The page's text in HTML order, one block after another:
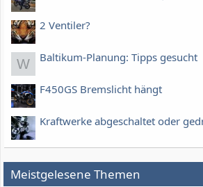
2 Ventiler?
W Baltikum-Planung: Tipps gesucht
F450GS Bremslicht hängt
Kraftwerke abgeschaltet oder
Meistgelesene Themen